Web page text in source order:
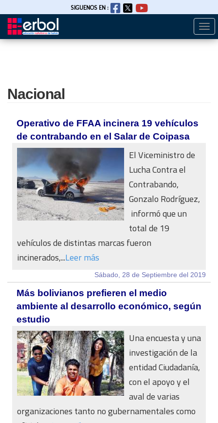
Pasar
SIGUENOS EN :
Nacional
Operativo de FFAA incinera 19 vehículos
de contrabando en el Salar de Coipasa
El Viceministro de
Lucha Contra el
Contrabando,
Gonzalo Rodríguez,
informó que un
total de 19
vehículos de distintas marcas fueron
incinerados,...Leer más
Sábado, 28 de Septiembre del 2019
Más bolivianos prefieren el medio
ambiente al desarrollo económico, según
estudio
Una encuesta y una
investigación de la
entidad Ciudadanía,
con el apoyo y el
aval de varias
organizaciones tanto no gubernamentales como